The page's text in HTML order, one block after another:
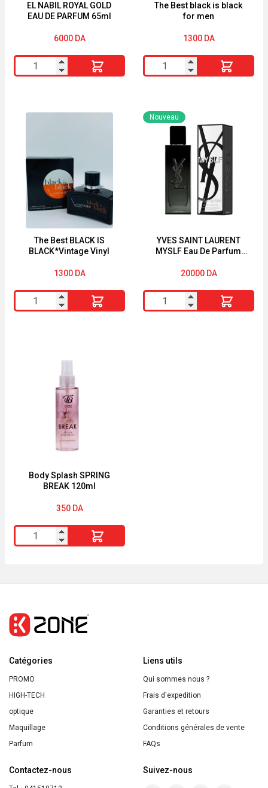
EL NABIL ROYAL GOLD
EAU DE PARFUM 65ml
6000 DA
quantité
de
NABIL
EAU
PARFUM
65ml
The Best black is black
for men
1300 DA
quantité
de
Best
black
The Best BLACK IS
BLACK*Vintage Vinyl
1300 DA
quantité
de
BLACK*Vintage
YVES SAINT LAURENT
MYSLF Eau De Parfum
Nouveau
20000 DA
quantité
de
Body Splash SPRING
BREAK 120ml
350 DA
quantité
de
BREAK
120ml
Catégories
PROMO
HIGH-TECH
optique
Maquillage
Parfum
Liens utils
Qui sommes nous ?
Frais d'expedition
Garanties et retours
Conditions générales de vente
FAQs
Contactez-nous Suivez-nous